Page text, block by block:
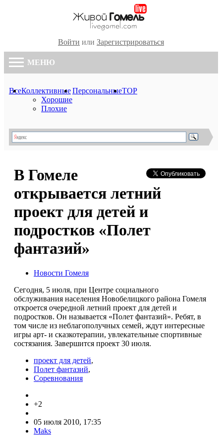
Войти или Зарегистрироваться
МЕНЮ
ВсеКоллективные
Хорошие
Плохие
ПерсональныеTOP
В Гомеле
открывается летний
проект для детей и
подростков «Полет
фантазий»
Новости Гомеля
Сегодня, 5 июля, при Центре социального
обслуживания населения Новобелицкого района Гомеля
откроется очередной летний проект для детей и
подростков. Он называется «Полет фантазий». Ребят, в
том числе из неблагополучных семей, ждут интересные
игры арт- и сказкотерапии, увлекательные спортивные
состязания. Завершится проект 30 июля.
проект для детей,
Полет фантазий,
Соревнования
+2
05 июля 2010, 17:35
Maks